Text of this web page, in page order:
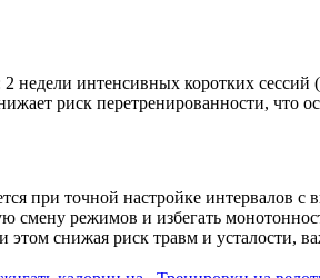
недели интенсивных коротких
риск перетренированности, что
при точной настройке
режимов и избегать
этом снижая риск травм и усталости,